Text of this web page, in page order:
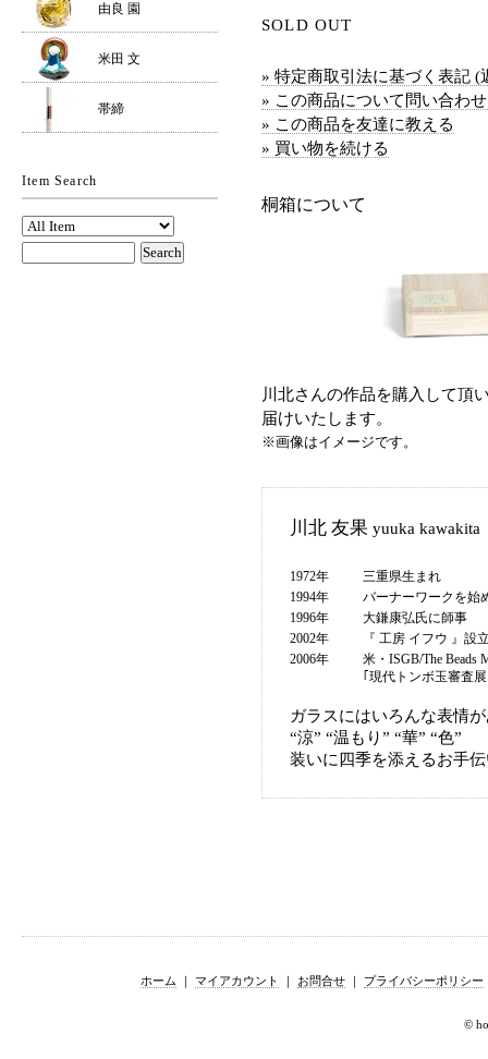
SOLD OUT
» 特定商取引法に基づく表記 (
» この商品について問い合わ
» この商品を友達に教える
» 買い物を続ける
桐箱について
川北さんの作品を購入して頂
届けいたします。
※画像はイメージです。
川北 友果 yuuka kawakita
1972年
三重県生まれ
1994年
バーナーワークを始
1996年
大鎌康弘氏に師事
2002年
『 工房 イフウ 』設
2006年
米・ISGB/The Beads
｢現代トンボ玉審査
ガラスにはいろんな表情
“涼” “温もり” “華” “色”
装いに四季を添えるお手
由良 園
米田 文
帯締
Item Search
ホーム ｜ マイアカウント ｜ お問合せ ｜ プライバシーポリシー
©